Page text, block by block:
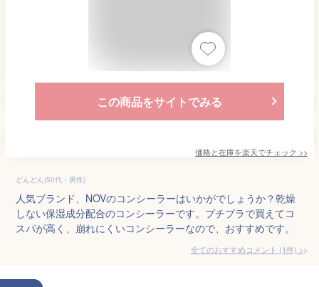
この商品をサイトでみる
価格と在庫を楽天でチェック >>
どんどん(50代・男性)
人気ブランド、NOVのコンシーラーはいかがでしょうか？乾燥
しない保湿成分配合のコンシーラーです。プチプラで買えてコ
スパが高く、崩れにくいコンシーラーなので、おすすめです。
全てのおすすめコメント (1件) >